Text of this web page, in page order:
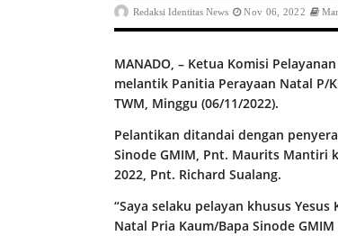
Redaksi Identitas News Nov 06, 2022
MANADO, – Ketua Komisi
melantik Panitia Perayaan Natal P/
TWM, Minggu (06/11/2022).
Pelantikan ditandai dengan
Sinode GMIM, Pnt. Maurits Mantiri
2022, Pnt. Richard Sualang.
“Saya selaku pelayan khusus
Natal Pria Kaum/Bapa Sinode